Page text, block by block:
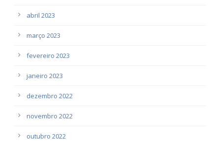
abril 2023
março 2023
fevereiro 2023
janeiro 2023
dezembro 2022
novembro 2022
outubro 2022